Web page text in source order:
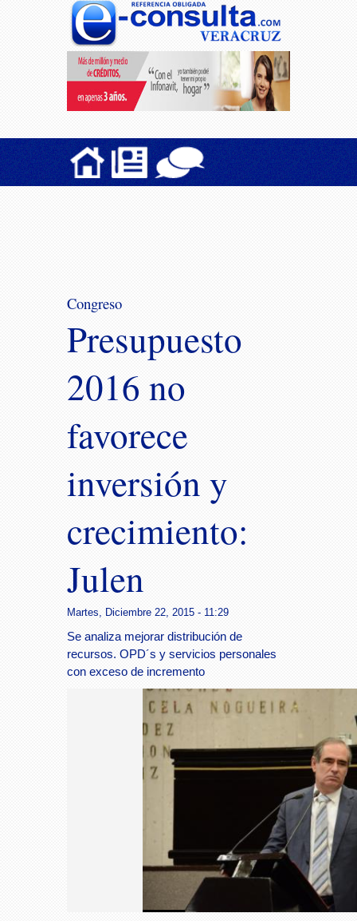
Congreso
Presupuesto
2016 no
favorece
inversión y
crecimiento:
Julen
Martes, Diciembre 22, 2015 - 11:29
Se analiza mejorar distribución de
recursos. OPD´s y servicios personales
con exceso de incremento